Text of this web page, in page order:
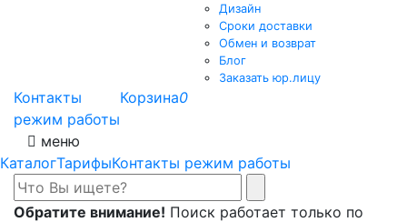
Дизайн
Сроки доставки
Обмен и возврат
Блог
Заказать юр.лицу
Контакты
режим работы
Корзина0
меню
КаталогТарифыКонтакты режим работы
Обратите внимание! Поиск работает только по